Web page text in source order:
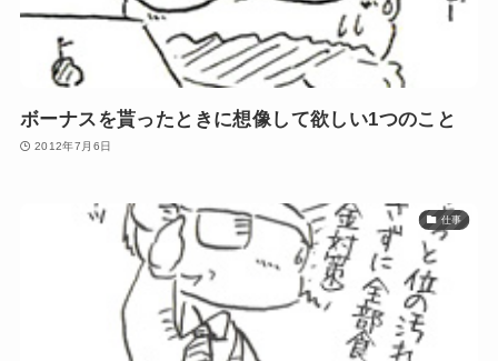
ボーナスを貰ったときに想像して欲しい1つのこと
2012年7月6日
仕事